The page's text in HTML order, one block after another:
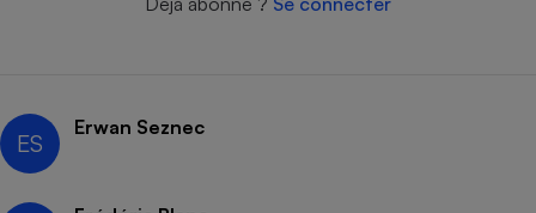
ES
Erwan Seznec